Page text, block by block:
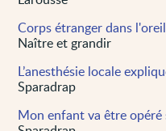
Corps étranger dans
Naître et grandir
L’anesthésie locale
Sparadrap
Mon enfant va être opéré